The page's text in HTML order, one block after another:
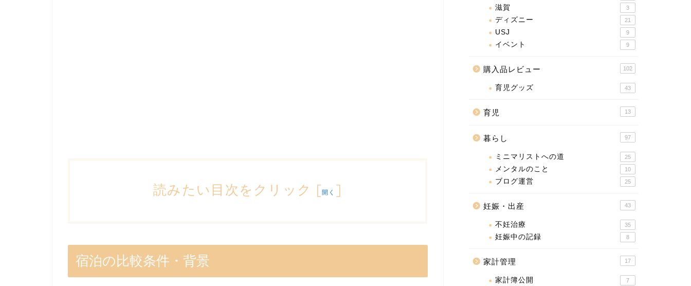
読みたい目次をクリック [開く ]
宿泊の比較条件・背景
滋賀 3
ディズニー 21
USJ 9
イベント 9
購入品レビュー 102
育児グッズ 43
育児 13
暮らし 97
ミニマリストへの道 25
メンタルのこと 10
ブログ運営 25
妊娠・出産 43
不妊治療 35
妊娠中の記録 8
家計管理 17
家計簿公開 7